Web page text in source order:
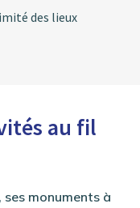
des lieux
au fil
monuments à